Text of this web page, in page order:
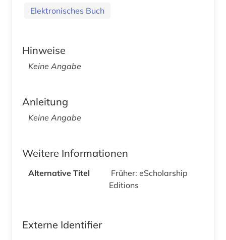
Elektronisches Buch
Hinweise
Keine Angabe
Anleitung
Keine Angabe
Weitere Informationen
Alternative Titel
Früher: eScholarship
Editions
Externe Identifier